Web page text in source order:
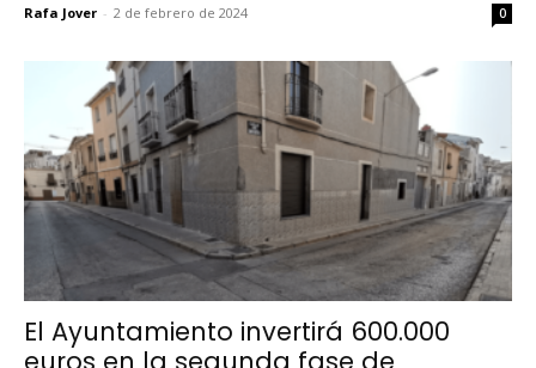
Rafa Jover - 2 de febrero de 2024 0
El Ayuntamiento invertirá 600.000